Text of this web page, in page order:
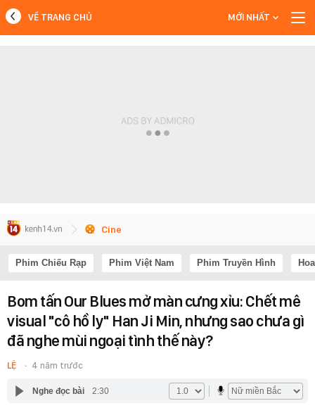
VỀ TRANG CHỦ MỚI NHẤT
Cine
Phim Chiếu Rạp Phim Việt Nam Phim Truyền Hình
Bom tấn Our Blues mở màn cưng xỉu: Chết mê
visual "cô hồ ly" Han Ji Min, nhưng sao chưa gì
đã nghe mùi ngoại tình thế này?
LỆ 4 năm trước
Nghe đọc bài 2:30